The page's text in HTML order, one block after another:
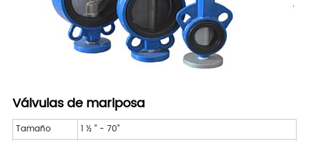
Válvulas de mariposa
Tamaño 1 ½ ” - 70”